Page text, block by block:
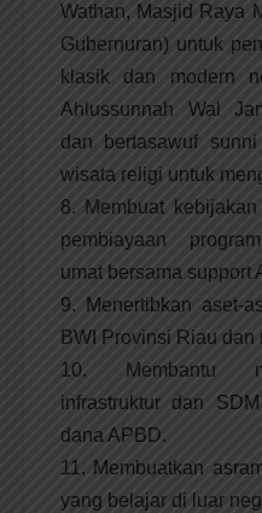
Wathan, Masjid Raya
Gubernuran) untuk
klasik dan modern
Ahlussunnah Wal
dan bertasawuf
wisata religi untuk
8. Membuat
pembiayaan
umat bersama support
9. Menertibkan aset-
BWI Provinsi Riau
10. Membantu
infrastruktur dan
dana APBD.
11. Membuatkan
yang belajar di luar